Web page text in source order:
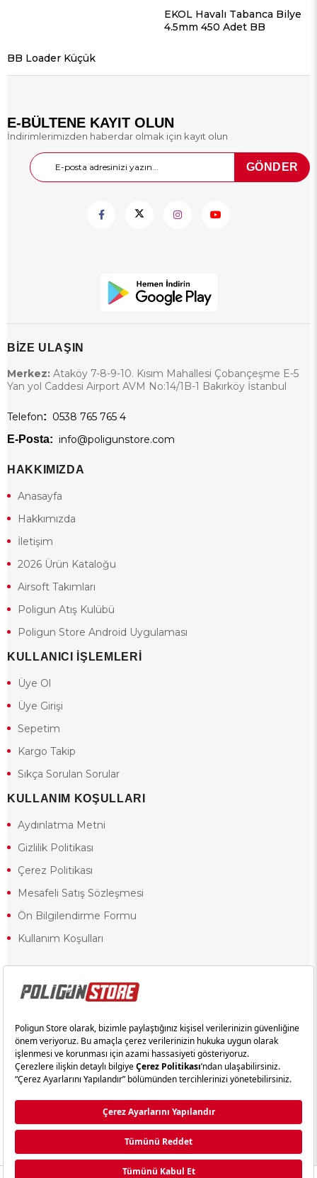
BB Loader Küçük
EKOL Havalı Tabanca Bilye
4.5mm 450 Adet BB
E-BÜLTENE KAYIT OLUN
İndirimlerimizden haberdar olmak için kayıt olun
GÖNDER
BİZE ULAŞIN
Merkez: Ataköy 7-8-9-10. Kısım Mahallesi Çobançeşme E-5
Yan yol Caddesi Airport AVM No:14/1B-1 Bakırköy İstanbul
Telefon: 0538 765 765 4
E-Posta: info@poligunstore.com
HAKKIMIZDA
Anasayfa
Hakkımızda
İletişim
2026 Ürün Kataloğu
Airsoft Takımları
Poligun Atış Kulübü
Poligun Store Android Uygulaması
KULLANICI İŞLEMLERİ
Üye Ol
Üye Girişi
Sepetim
Kargo Takip
Sıkça Sorulan Sorular
KULLANIM KOŞULLARI
Aydınlatma Metni
Gizlilik Politikası
Çerez Politikası
Mesafeli Satış Sözleşmesi
Ön Bilgilendirme Formu
Kullanım Koşulları
18 yaşından küçük olduğunuz halde siteye girerseniz ve mesafeli satış
kısıtlamalardan dolayı oluşabilecek herhangi bir durumda doğacak yasal
sorumluluk ve yükümlülükler tamamen tarafınıza ait olacak ve cezai
Yasa gereği 18 yaşından küçük olanların sitemizi görüntülemesi ve
alışveriş yapmaları yasaktır. Konuyla ilgili olarak site kullanım
sözleşmemimizi okuyabilirsiniz.
Ticimax Tarafından Hazırlanmıştır.